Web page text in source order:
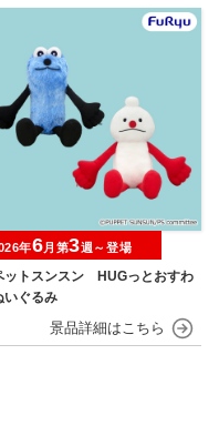
ットスンスン HUGっとおすわ
いぐるみ
年6月第3週～登場